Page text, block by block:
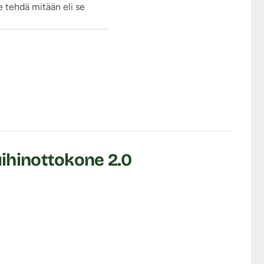
tehdä mitään eli se
manuaaliseen
kapeampi ja
2.0